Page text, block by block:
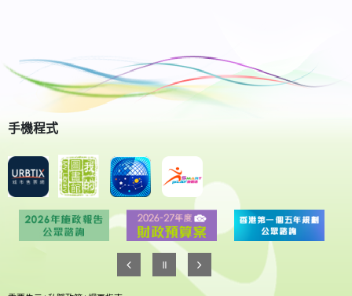
手機程式